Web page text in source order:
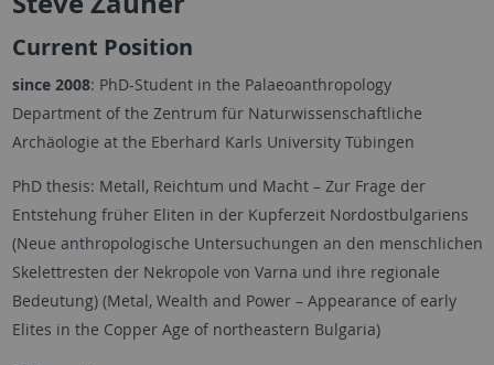
Current Position
since 2008: PhD-Student in the Palaeoanthropology
Department of the Zentrum für Naturwissenschaftliche
Archäologie at the Eberhard Karls University Tübingen
PhD thesis: Metall, Reichtum und Macht – Zur Frage der
Entstehung früher Eliten in der Kupferzeit Nordostbulgariens
(Neue anthropologische Untersuchungen an den menschlichen
Skelettresten der Nekropole von Varna und ihre regionale
Bedeutung) (Metal, Wealth and Power – Appearance of early
Elites in the Copper Age of northeastern Bulgaria)